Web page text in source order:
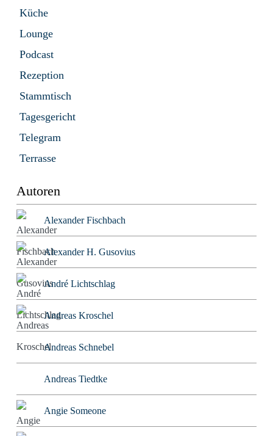
Küche
Lounge
Podcast
Rezeption
Stammtisch
Tagesgericht
Telegram
Terrasse
Autoren
Alexander Fischbach
Alexander H. Gusovius
André Lichtschlag
Andreas Kroschel
Andreas Schnebel
Andreas Tiedtke
Angie Someone